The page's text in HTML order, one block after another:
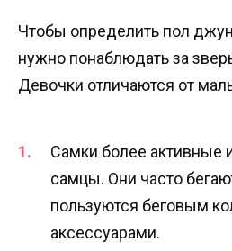
Чтобы определить пол
нужно понаблюдать за
Девочки отличаются от
Самки более активные
самцы. Они часто
пользуются беговым
аксессуарами.